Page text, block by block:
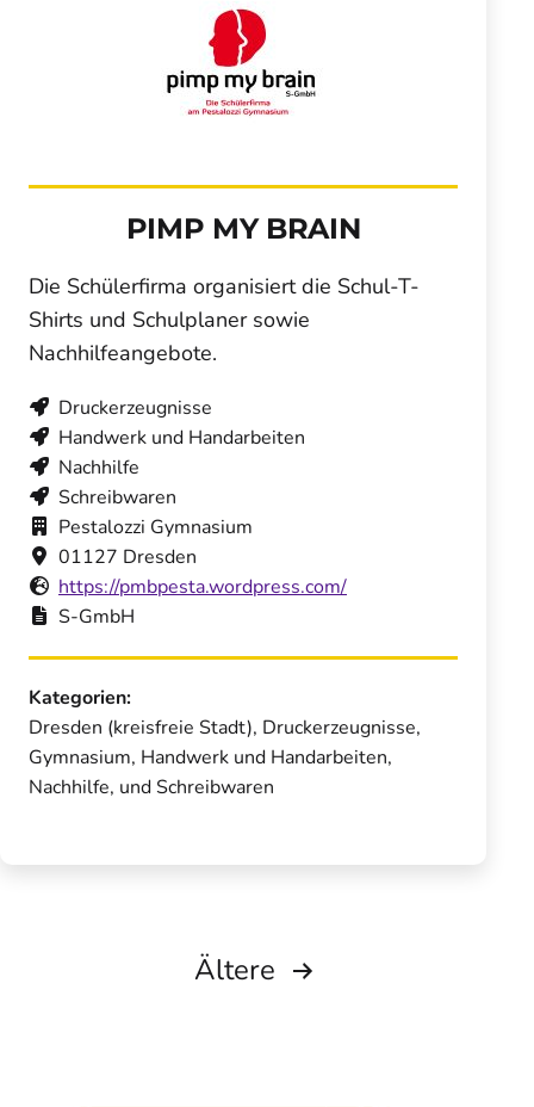
PIMP MY BRAIN
Die Schülerfirma organisiert die Schul-T-
Shirts und Schulplaner sowie
Nachhilfeangebote.
Druckerzeugnisse
Handwerk und Handarbeiten
Nachhilfe
Schreibwaren
Pestalozzi Gymnasium
01127 Dresden
https://pmbpesta.wordpress.com/
S-GmbH
Kategorien:
Dresden (kreisfreie Stadt), Druckerzeugnisse,
Gymnasium, Handwerk und Handarbeiten,
Nachhilfe, und Schreibwaren
Seitennummerierung
Ältere